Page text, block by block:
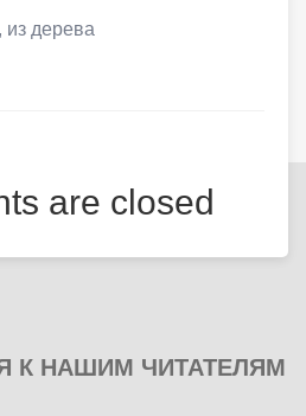
, из дерева
are closed
К НАШИМ ЧИТАТЕЛЯМ